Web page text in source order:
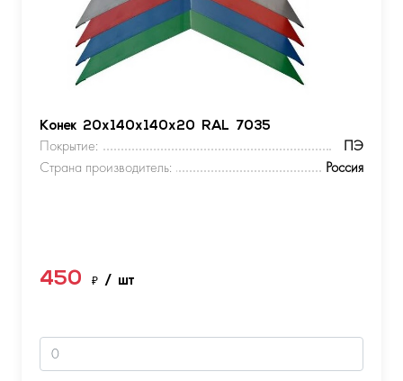
Конек 20х140х140х20 RAL 7035
Покрытие:
ПЭ
Страна производитель:
Россия
450 ₽ / шт